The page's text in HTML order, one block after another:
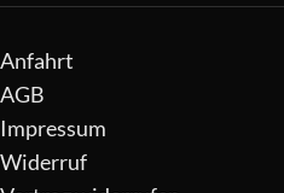
Anfahrt
AGB
Impressum
Widerruf